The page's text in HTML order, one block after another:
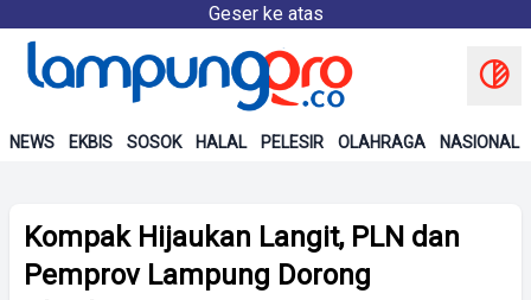
Geser ke atas
NEWS EKBIS SOSOK HALAL PELESIR OLAHRAGA NASIONAL
Kompak Hijaukan Langit, PLN dan
Pemprov Lampung Dorong